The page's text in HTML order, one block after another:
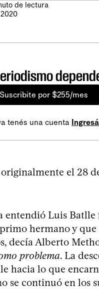
de lectura
Suscribite por $255/mes
tenés una cuenta Ingresá
originalmente el 28
entendió Luis Batlle
hermano y
decía Alberto
problema. La
hacia lo que
se continuó en los